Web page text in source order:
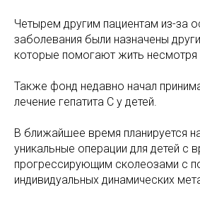
Четырем другим пациентам из-за
заболевания были назначены
которые помогают жить несмотря
Также фонд недавно начал
лечение гепатита С у детей.
В ближайшее время планируется
уникальные операции для детей с
прогрессирующим сколеозами с
индивидуальных динамических